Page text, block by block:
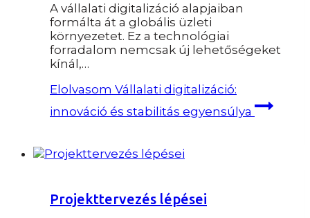
A vállalati digitalizáció alapjaiban
formálta át a globális üzleti
környezetet. Ez a technológiai
forradalom nemcsak új lehetőségeket
kínál,…
Elolvasom Vállalati digitalizáció:
innováció és stabilitás egyensúlya
Projekttervezés lépései